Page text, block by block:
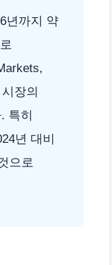
년까지 약
장의
특히
년 대비
으로